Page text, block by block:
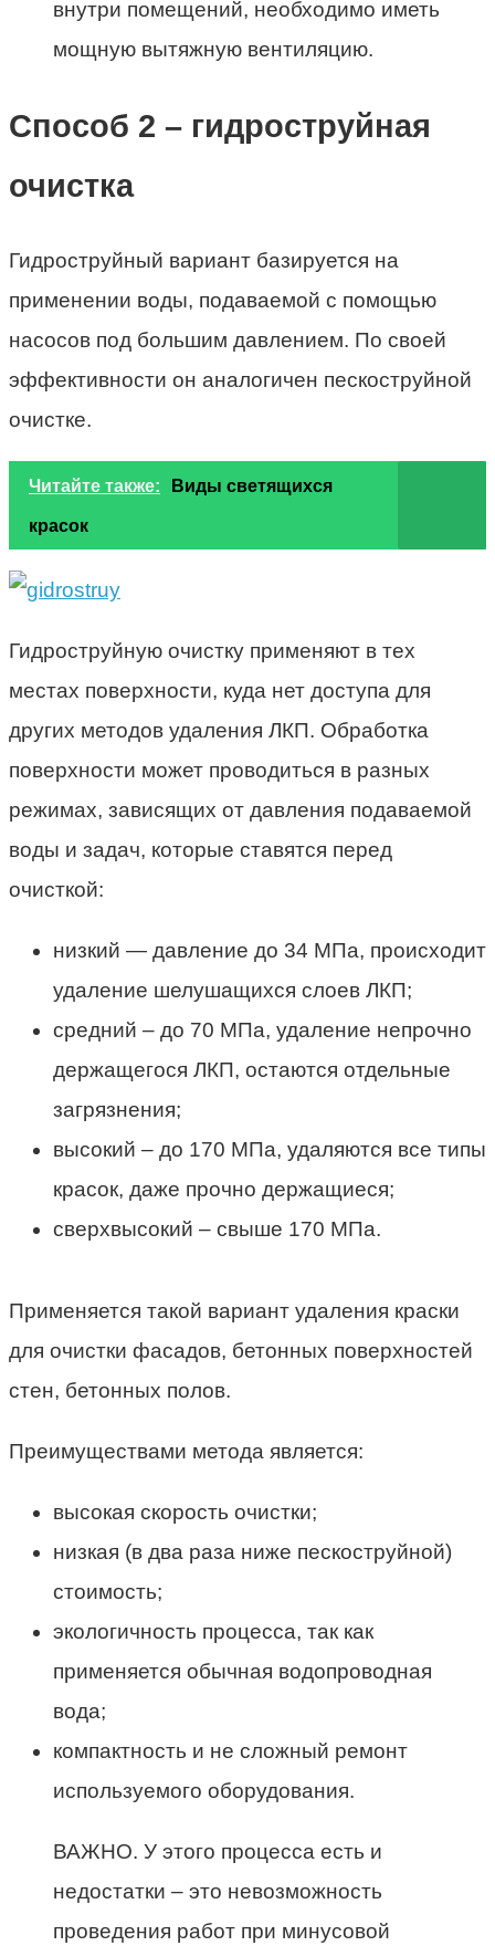
внутри помещений, необходимо иметь
мощную вытяжную вентиляцию.
Способ 2 – гидроструйная
очистка
Гидроструйный вариант базируется на
применении воды, подаваемой с помощью
насосов под большим давлением. По своей
эффективности он аналогичен пескоструйной
очистке.
Читайте также: Виды светящихся
красок
Гидроструйную очистку применяют в тех
местах поверхности, куда нет доступа для
других методов удаления ЛКП. Обработка
поверхности может проводиться в разных
режимах, зависящих от давления подаваемой
воды и задач, которые ставятся перед
очисткой:
низкий — давление до 34 МПа, происходит
удаление шелушащихся слоев ЛКП;
средний – до 70 МПа, удаление непрочно
держащегося ЛКП, остаются отдельные
загрязнения;
высокий – до 170 МПа, удаляются все типы
красок, даже прочно держащиеся;
сверхвысокий – свыше 170 МПа.
Применяется такой вариант удаления краски
для очистки фасадов, бетонных поверхностей
стен, бетонных полов.
Преимуществами метода является:
высокая скорость очистки;
низкая (в два раза ниже пескоструйной)
стоимость;
экологичность процесса, так как
применяется обычная водопроводная
вода;
компактность и не сложный ремонт
используемого оборудования.
ВАЖНО. У этого процесса есть и
недостатки – это невозможность
проведения работ при минусовой